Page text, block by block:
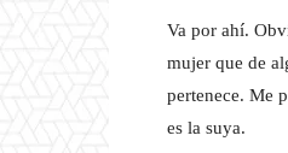
Va por ahí.
mujer que de
pertenece. Me
es la suya.